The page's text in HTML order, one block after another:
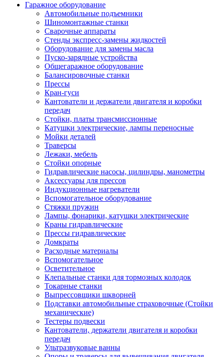
Гаражное оборудование
Автомобильные подъемники
Шиномонтажные станки
Сварочные аппараты
Стенды экспресс-замены жидкостей
Оборудование для замены масла
Пуско-зарядные устройства
Общегаражное оборудование
Балансировочные станки
Прессы
Кран-гуси
Кантователи и держатели двигателя и коробки
передач
Стойки, платы трансмиссионные
Катушки электрические, лампы переносные
Мойки деталей
Траверсы
Лежаки, мебель
Стойки опорные
Гидравлические насосы, цилиндры, манометры
Аксессуары для прессов
Индукционные нагреватели
Вспомогательное оборудование
Стяжки пружин
Лампы, фонарики, катушки электрические
Краны гидравлические
Прессы гидравлические
Домкраты
Расходные материалы
Вспомогательное
Осветительное
Клепальные станки для тормозных колодок
Токарные станки
Выпрессовщики шкворней
Подставки автомобильные страховочные (Стойки
механические)
Тестеры подвески
Кантователи, держатели двигателя и коробки
передач
Ультразвуковые ванны